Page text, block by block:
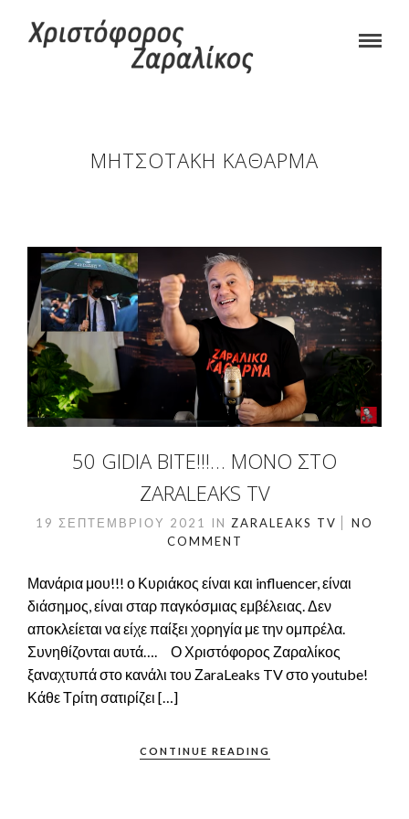
ΜΗΤΣΟΤΆΚΗ ΚΆΘΑΡΜΑ
50 GIDIA BITE!!!… ΜΌΝΟ ΣΤΟ
ZARALEAKS TV
19 ΣΕΠΤΕΜΒΡΊΟΥ 2021 IN ZARALEAKS TV
NO
COMMENT
Μανάρια μου!!! ο Κυριάκος είναι και influencer, είναι
διάσημος, είναι σταρ παγκόσμιας εμβέλειας. Δεν
αποκλείεται να είχε παίξει χορηγία με την ομπρέλα.
Συνηθίζονται αυτά…. Ο Χριστόφορος Ζαραλίκος
ξαναχτυπά στο κανάλι του ΖaraLeaks TV στο youtube!
Κάθε Τρίτη σατιρίζει […]
CONTINUE READING